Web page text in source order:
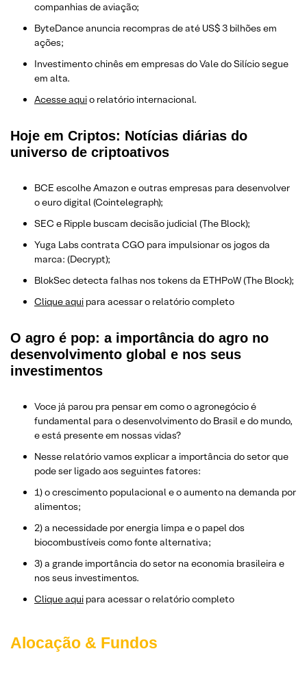
companhias de aviação;
ByteDance anuncia recompras de até US$ 3 bilhões em
ações;
Investimento chinês em empresas do Vale do Silício segue
em alta.
Acesse aquio relatório internacional.
Hoje em Criptos: Notícias diárias do
universo de criptoativos
BCE escolhe Amazon e outras empresas para desenvolver
o euro digital (Cointelegraph);
SEC e Ripple buscam decisão judicial (The Block);
Yuga Labs contrata CGO para impulsionar os jogos da
marca: (Decrypt);
BlokSec detecta falhas nos tokens da ETHPoW (The Block);
Clique aqui para acessar o relatório completo
O agro é pop: a importância do agro no
desenvolvimento global e nos seus
investimentos
Voce já parou pra pensar em como o agronegócio é
fundamental para o desenvolvimento do Brasil e do mundo,
e está presente em nossas vidas?
Nesse relatório vamos explicar a importância do setor que
pode ser ligado aos seguintes fatores:
1) o crescimento populacional e o aumento na demanda por
alimentos;
2) a necessidade por energia limpa e o papel dos
biocombustíveis como fonte alternativa;
3) a grande importância do setor na economia brasileira e
nos seus investimentos.
Clique aqui para acessar o relatório completo
Alocação & Fundos